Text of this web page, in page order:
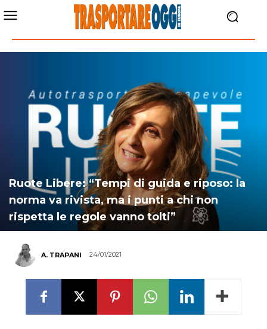
Ruote Libere: “Tempi di guida e riposo: la
norma va rivista, ma i punti a chi non
rispetta le regole vanno tolti”
A. TRAPANI 24/01/2021